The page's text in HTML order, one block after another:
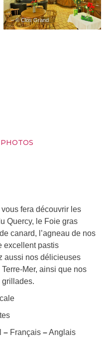
– © Clos Grand
fera découvrir les
Quercy, le Foie gras
canard, l’agneau de nos
excellent pastis
aussi nos délicieuses
Mer, ainsi que nos
grillades.
– Français –Anglais